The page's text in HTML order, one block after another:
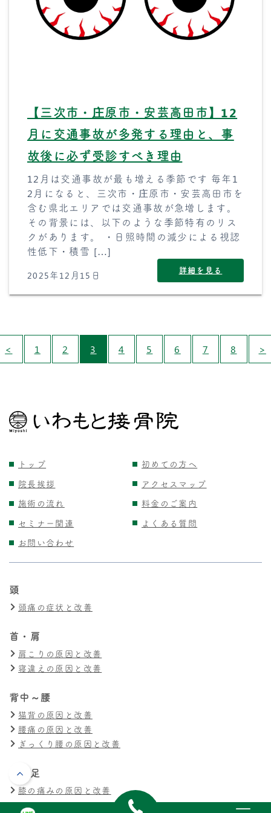
【三次市・庄原市・安芸高田市】12
月に交通事故が多発する理由と、事
故後に必ず受診すべき理由
12月は交通事故が最も増える季節です 毎年1
2月になると、三次市・庄原市・安芸高田市を
含む県北エリアでは交通事故が急増します。
その背景には、以下のような季節特有のリス
クがあります。 ・日照時間の減少による視認
性低下・積雪 […]
2025年12月15日 詳細を見る
< 1 2 3 4 5 6 7 8 >
トップ
初めての方へ
院長挨拶
アクセスマップ
施術の流れ
料金のご案内
セミナー関連
よくある質問
お問い合わせ
頭
頭痛の症状と改善
首・肩
肩こりの原因と改善
寝違えの原因と改善
背中～腰
猫背の原因と改善
腰痛の原因と改善
ぎっくり腰の原因と改善
膝・足
膝の痛みの原因と改善